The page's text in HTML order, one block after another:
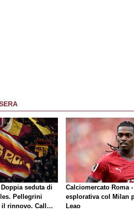
Doppia seduta di
Pellegrini
rinnovo. Call
Calciomercato Roma
esplorativa col Milan
Leao